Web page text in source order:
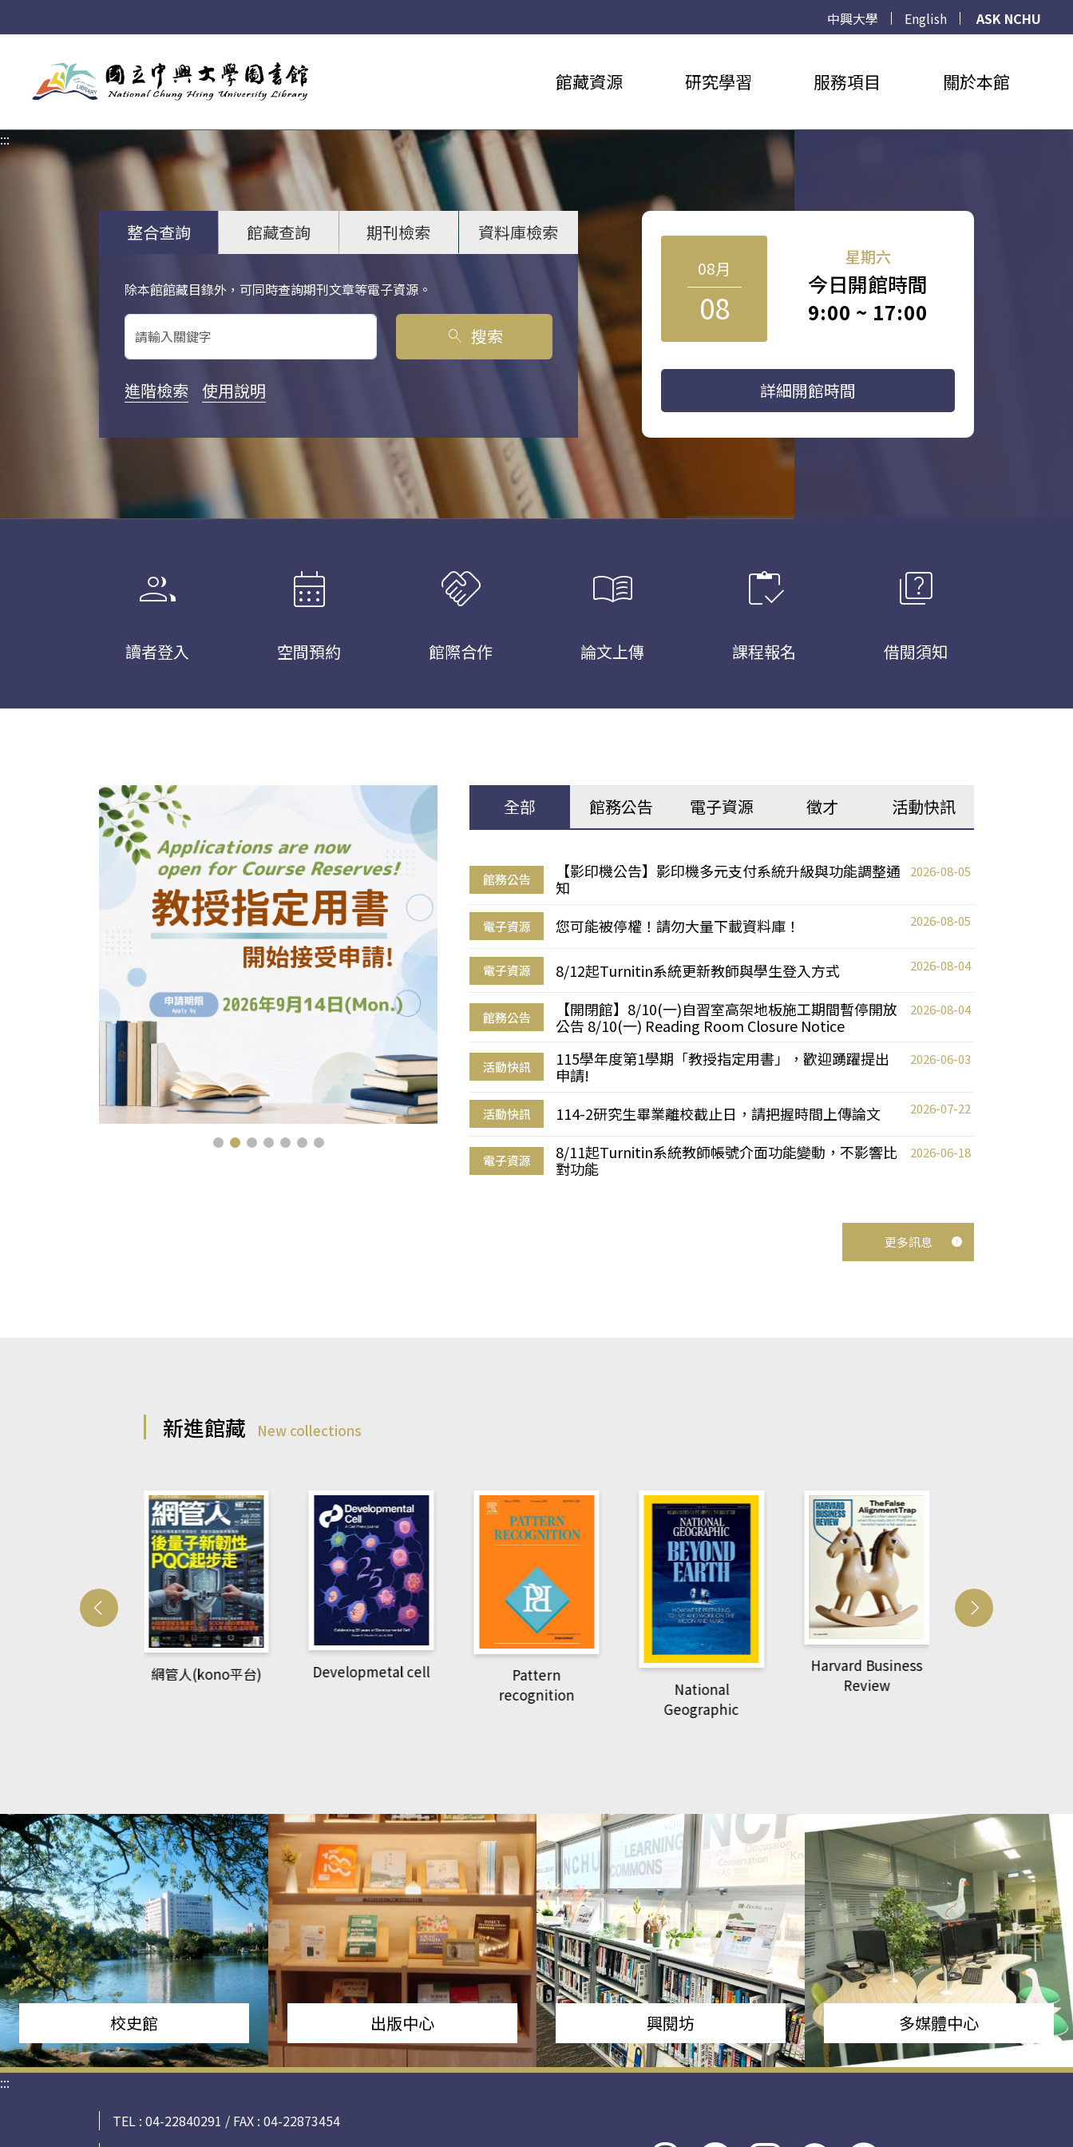
中興大學 English
ASK NCHU
館藏資源 研究學習 服務項目 關於本館
:::
整合查詢 館藏查詢 期刊檢索 資料庫檢索
除本館館藏目錄外，可同時查詢期刊文章等電子資源。
關鍵字搜尋
search 搜索
進階檢索 使用說明
08月
08
星期六
今日開館時間
9:00 ~ 17:00
詳細開館時間
group
讀者登入
calendar_month
空間預約
handshake
館際合作
menu_book
論文上傳
inventory
課程報名
quiz
借閱須知
全部 館務公告 電子資源 徵才 活動快訊
館務公告
【影印機公告】影印機多元支付系統升級與功能調整通
知
2026-08-05
電子資源 您可能被停權！請勿大量下載資料庫！ 2026-08-05
電子資源 8/12起Turnitin系統更新教師與學生登入方式 2026-08-04
館務公告
【開閉館】8/10(一)自習室高架地板施工期間暫停開放
公告 8/10(一) Reading Room Closure Notice
2026-08-04
活動快訊
115學年度第1學期「教授指定用書」，歡迎踴躍提出
申請!
2026-06-03
活動快訊 114-2研究生畢業離校截止日，請把握時間上傳論文 2026-07-22
電子資源
8/11起Turnitin系統教師帳號介面功能變動，不影響比
對功能
2026-06-18
更多訊息
新進館藏 New collections
網管人(kono平台) Developmetal cell
Pattern
recognition
National
Geographic
Harvard Business
Review
校史館 出版中心 興閱坊 多媒體中心
:::
TEL : 04-22840291 / FAX : 04-22873454